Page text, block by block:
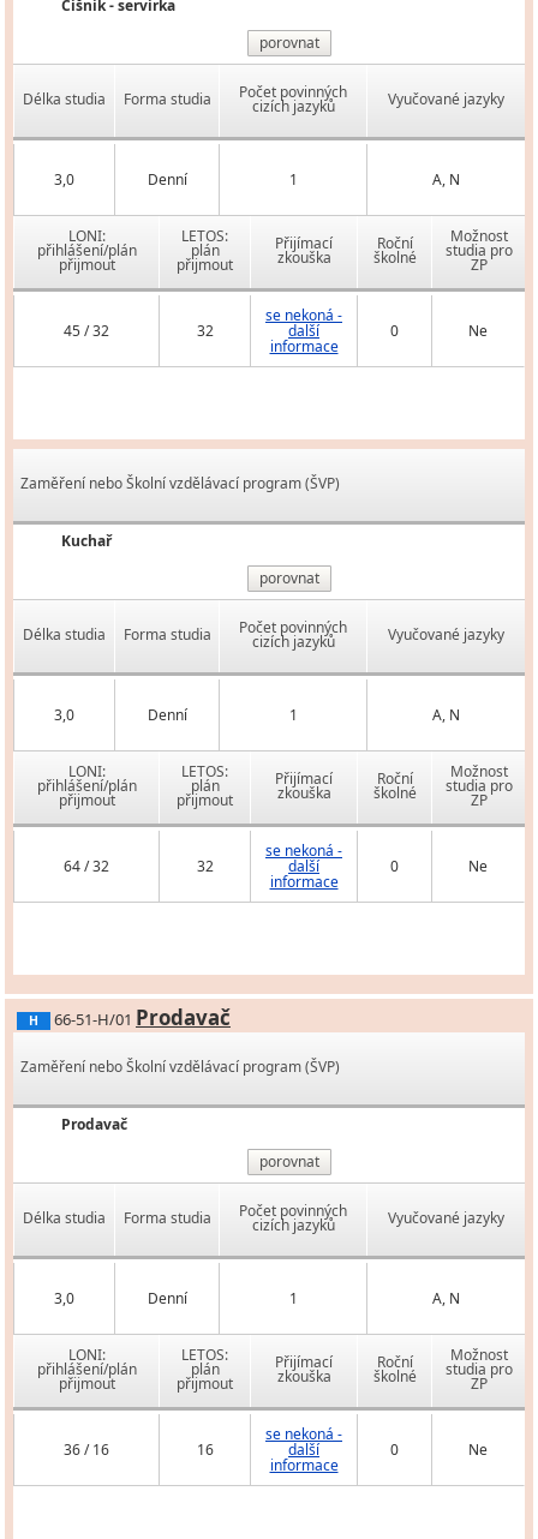
Číšník - servírka
porovnat
Délka studia Forma studia Počet povinných
cizích jazyků Vyučované jazyky
3,0 Denní 1 A, N
LONI:
přihlášení/plán
přijmout
LETOS:
plán
přijmout
Přijímací
zkouška
Roční
školné
Možnost
studia pro
ZP
45 / 32 32
se nekoná -
další
informace
0 Ne
Zaměření nebo Školní vzdělávací program (ŠVP)
Kuchař
porovnat
Délka studia Forma studia Počet povinných
cizích jazyků Vyučované jazyky
3,0 Denní 1 A, N
LONI:
přihlášení/plán
přijmout
LETOS:
plán
přijmout
Přijímací
zkouška
Roční
školné
Možnost
studia pro
ZP
64 / 32 32
se nekoná -
další
informace
0 Ne
H 66-51-H/01 Prodavač
Zaměření nebo Školní vzdělávací program (ŠVP)
Prodavač
porovnat
Délka studia Forma studia Počet povinných
cizích jazyků Vyučované jazyky
3,0 Denní 1 A, N
LONI:
přihlášení/plán
přijmout
LETOS:
plán
přijmout
Přijímací
zkouška
Roční
školné
Možnost
studia pro
ZP
36 / 16 16
se nekoná -
další
informace
0 Ne